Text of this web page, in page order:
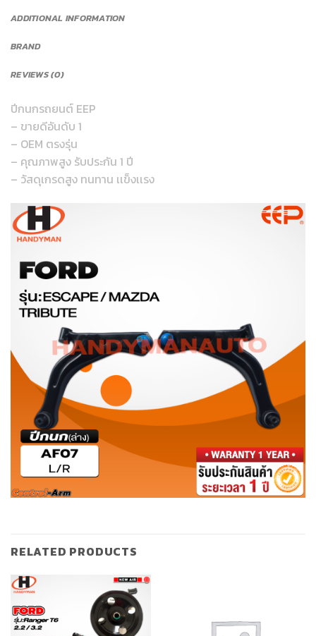
ADDITIONAL INFORMATION
BRAND
REVIEWS (0)
ปีกนกรถยนต์ EEP
– ขายดีอันดับ 1
– OEM ตรงรุ่น
– คุณภาพสูง รับประกัน 1 ปี
– วัสดุเกรดสูง ทนทาน เเข็งเเรง
RELATED PRODUCTS